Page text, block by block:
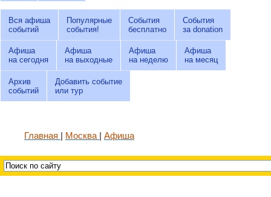
Вся афиша
событий
Популярные
события!
События
бесплатно
События
за donation
Афиша
на сегодня
Афиша
на выходные
Афиша
на неделю
Афиша
на месяц
Архив
событий
Добавить событие
или тур
Главная Москва Афиша